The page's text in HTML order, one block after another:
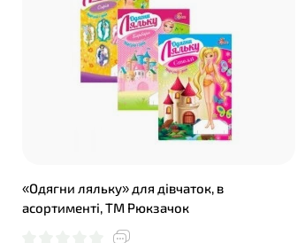
«Одягни ляльку» для дівчаток, в
асортименті, ТМ Рюкзачок